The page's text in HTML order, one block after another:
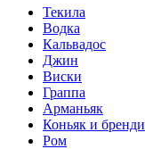
Текила
Водка
Кальвадос
Джин
Виски
Граппа
Арманьяк
Коньяк и бренди
Ром